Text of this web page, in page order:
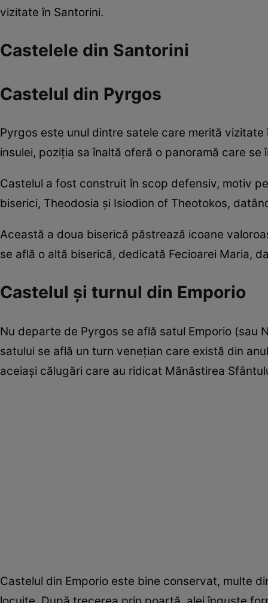
vizitate în Santorini.
Castelele din Santorini
Castelul din Pyrgos
Pyrgos este unul dintre satele care merită
insulei, poziția sa înaltă oferă o panoramă care
Castelul a fost construit în scop defensiv, motiv
biserici, Theodosia și Isiodion of Theotokos,
Această a doua biserică păstrează icoane
se află o altă biserică, dedicată Fecioarei Maria,
Castelul și turnul din Emporio
Nu departe de Pyrgos se află satul Emporio (sau
satului se află un turn venețian care există din
aceiași călugări care au ridicat Mănăstirea
Castelul din Emporio este bine conservat, multe